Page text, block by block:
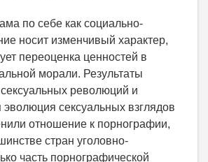
по себе как социально-
носит изменчивый характер,
переоценка ценностей в
морали. Результаты
революций и
эволюция сексуальных взглядов
отношение к порнографии,
стран уголовно-
часть порнографической